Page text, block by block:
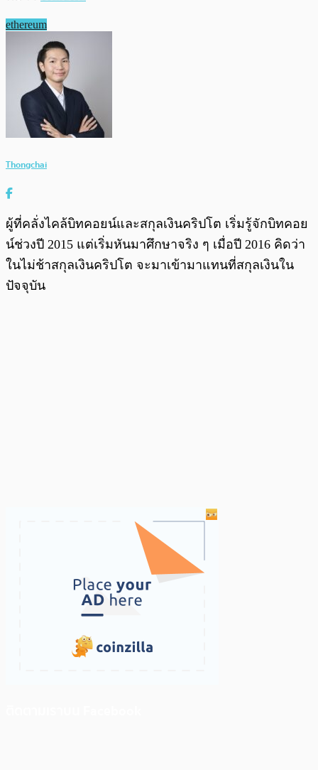
ethereum
Thongchai
ผู้ที่คลั่งไคล้บิทคอยน์และสกุลเงินคริปโต เริ่มรู้จักบิทคอย
น์ช่วงปี 2015 แต่เริ่มหันมาศึกษาจริง ๆ เมื่อปี 2016 คิดว่า
ในไม่ช้าสกุลเงินคริปโต จะมาเข้ามาแทนที่สกุลเงินใน
ปัจจุบัน